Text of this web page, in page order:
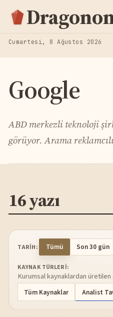
Cumartesi, 8 Ağustos 2026
Google
ABD merkezli teknoloji
görüyor. Arama
16 yazı
TARIH: Tümü Son 30 gün
KAYNAK TÜRLERI:
Kurumsal kaynaklardan
Tüm Kaynaklar Analist